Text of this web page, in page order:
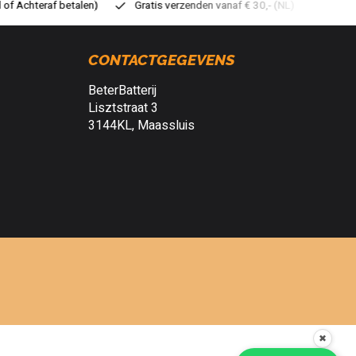
verzenden vanaf € 30,- (NL) Verzendkosten € 2,95 (NL)
CONTACTGEGEVENS
BeterBatterij
Lisztstraat 3
3144KL, Maassluis
✖